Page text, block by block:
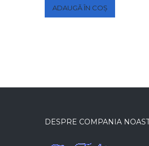
ADAUGĂ ÎN COȘ
DESPRE COMPANIA